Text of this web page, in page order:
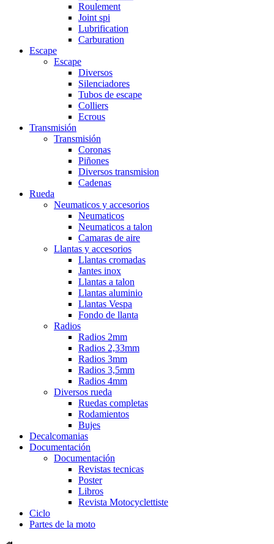
Roulement
Joint spi
Lubrification
Carburation
Escape
Escape
Diversos
Silenciadores
Tubos de escape
Colliers
Ecrous
Transmisión
Transmisión
Coronas
Piñones
Diversos transmision
Cadenas
Rueda
Neumaticos y accesorios
Neumaticos
Neumaticos a talon
Camaras de aire
Llantas y accesorios
Llantas cromadas
Jantes inox
Llantas a talon
Llantas aluminio
Llantas Vespa
Fondo de llanta
Radios
Radios 2mm
Radios 2,33mm
Radios 3mm
Radios 3,5mm
Radios 4mm
Diversos rueda
Ruedas completas
Rodamientos
Bujes
Decalcomanias
Documentación
Documentación
Revistas tecnicas
Poster
Libros
Revista Motocyclettiste
Ciclo
Partes de la moto